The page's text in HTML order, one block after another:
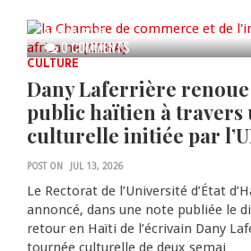
0 COMMENTS
AUG 05, 2026
CULTURE
Dany Laferrière renoue
public haïtien à travers
culturelle initiée par
POST ON JUL 13, 2026
Le Rectorat de l’Université d’État
annoncé, dans une note publiée le
retour en Haïti de l’écrivain Dany
tournée culturelle de deux semai